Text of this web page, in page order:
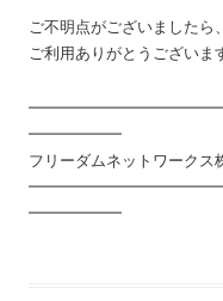
ご不明点がございましたら
ご利用ありがとうございま
━━━━━━
フリーダムネットワークス
━━━━━━